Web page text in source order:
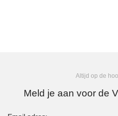
Altijd op de
Meld je aan voor de